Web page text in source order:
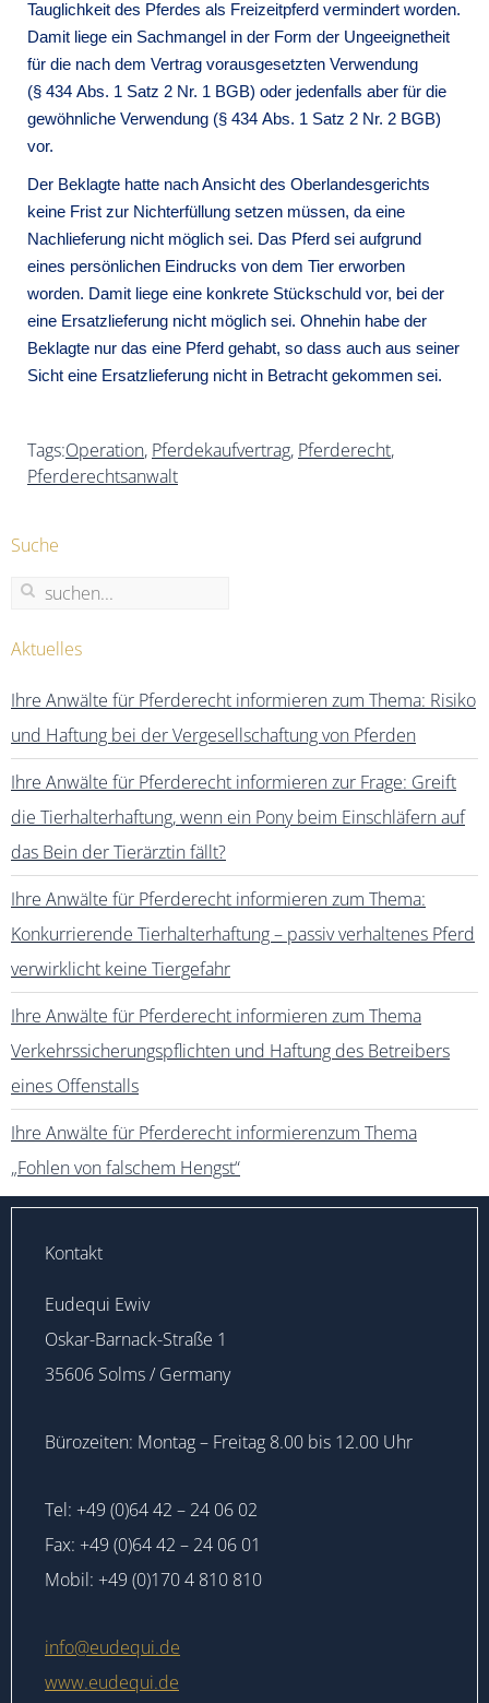
Tauglichkeit des Pferdes als Freizeitpferd vermindert worden.
Damit liege ein Sachmangel in der Form der Ungeeignetheit
für die nach dem Vertrag vorausgesetzten Verwendung
(§ 434 Abs. 1 Satz 2 Nr. 1 BGB) oder jedenfalls aber für die
gewöhnliche Verwendung (§ 434 Abs. 1 Satz 2 Nr. 2 BGB)
vor.
Der Beklagte hatte nach Ansicht des Oberlandesgerichts
keine Frist zur Nichterfüllung setzen müssen, da eine
Nachlieferung nicht möglich sei. Das Pferd sei aufgrund
eines persönlichen Eindrucks von dem Tier erworben
worden. Damit liege eine konkrete Stückschuld vor, bei der
eine Ersatzlieferung nicht möglich sei. Ohnehin habe der
Beklagte nur das eine Pferd gehabt, so dass auch aus seiner
Sicht eine Ersatzlieferung nicht in Betracht gekommen sei.
Tags:Operation, Pferdekaufvertrag, Pferderecht,
Pferderechtsanwalt
Suche
Aktuelles
Ihre Anwälte für Pferderecht informieren zum Thema: Risiko
und Haftung bei der Vergesellschaftung von Pferden
Ihre Anwälte für Pferderecht informieren zur Frage: Greift
die Tierhalterhaftung, wenn ein Pony beim Einschläfern auf
das Bein der Tierärztin fällt?
Ihre Anwälte für Pferderecht informieren zum Thema:
Konkurrierende Tierhalterhaftung – passiv verhaltenes Pferd
verwirklicht keine Tiergefahr
Ihre Anwälte für Pferderecht informieren zum Thema
Verkehrssicherungspflichten und Haftung des Betreibers
eines Offenstalls
Ihre Anwälte für Pferderecht informierenzum Thema
„Fohlen von falschem Hengst“
Kontakt
Eudequi Ewiv
Oskar-Barnack-Straße 1
35606 Solms / Germany
Bürozeiten: Montag – Freitag 8.00 bis 12.00 Uhr
Tel: +49 (0)64 42 – 24 06 02
Fax: +49 (0)64 42 – 24 06 01
Mobil: +49 (0)170 4 810 810
info@eudequi.de
www.eudequi.de